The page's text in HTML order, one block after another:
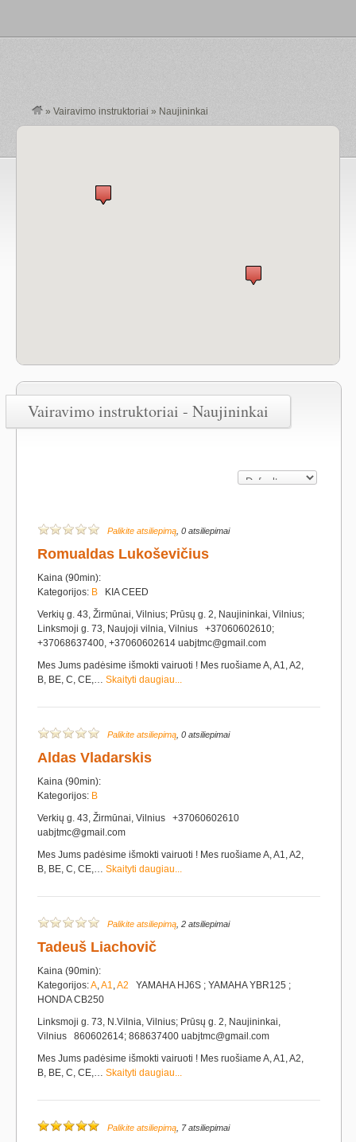
» Vairavimo instruktoriai » Naujininkai
Vairavimo instruktoriai - Naujininkai
Palikite atsiliepimą , 0 atsiliepimai
Romualdas Lukoševičius
Kaina (90min):
Kategorijos: B KIA CEED
Verkių g. 43, Žirmūnai, Vilnius; Prūsų g. 2, Naujininkai, Vilnius;
Linksmoji g. 73, Naujoji vilnia, Vilnius +37060602610;
+37068637400, +37060602614 uabjtmc@gmail.com
Mes Jums padėsime išmokti vairuoti ! Mes ruošiame A, A1, A2,
B, BE, C, CE,… Skaityti daugiau...
Palikite atsiliepimą , 0 atsiliepimai
Aldas Vladarskis
Kaina (90min):
Kategorijos: B
Verkių g. 43, Žirmūnai, Vilnius +37060602610
uabjtmc@gmail.com
Mes Jums padėsime išmokti vairuoti ! Mes ruošiame A, A1, A2,
B, BE, C, CE,… Skaityti daugiau...
Palikite atsiliepimą , 2 atsiliepimai
Tadeuš Liachovič
Kaina (90min):
Kategorijos:A,A1,A2 YAMAHA HJ6S ; YAMAHA YBR125 ;
HONDA CB250
Linksmoji g. 73, N.Vilnia, Vilnius; Prūsų g. 2, Naujininkai,
Vilnius 860602614; 868637400 uabjtmc@gmail.com
Mes Jums padėsime išmokti vairuoti ! Mes ruošiame A, A1, A2,
B, BE, C, CE,… Skaityti daugiau...
Palikite atsiliepimą , 7 atsiliepimai